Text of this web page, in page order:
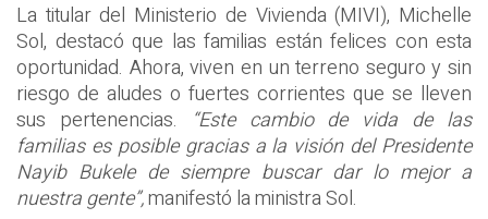
La titular del Ministerio de Vivienda (MIVI), Michelle
Sol, destacó que las familias están felices con esta
oportunidad. Ahora, viven en un terreno seguro y sin
riesgo de aludes o fuertes corrientes que se lleven
sus pertenencias.
“Este cambio de vida de las
familias es posible gracias a la visión del Presidente
Nayib Bukele de siempre buscar dar lo mejor a
nuestra gente”,manifestó la ministra Sol.